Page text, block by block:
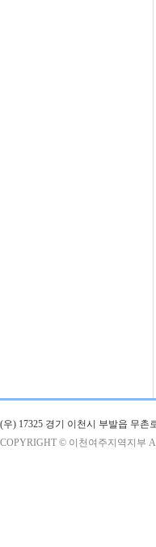
(우) 17325 경기 이천시 부발읍 무촌
COPYRIGHT © 이천여주지역지부